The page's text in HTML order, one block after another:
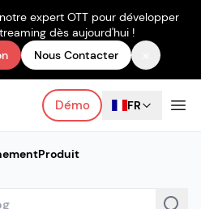
expert OTT pour développer
dès aujourd'hui !
Nous Contacter
Démo FR
Produit